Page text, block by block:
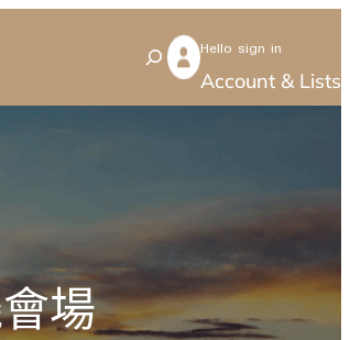
S
e
Hello sign in
Account & Lists
場